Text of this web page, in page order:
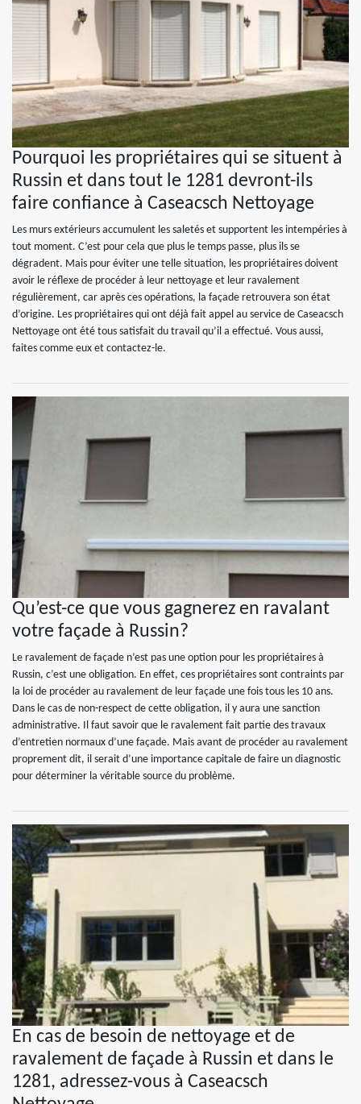
Pourquoi les propriétaires qui se situent à
Russin et dans tout le 1281 devront-ils
faire confiance à Caseacsch Nettoyage
Les murs extérieurs accumulent les saletés et supportent les intempéries à
tout moment. C’est pour cela que plus le temps passe, plus ils se
dégradent. Mais pour éviter une telle situation, les propriétaires doivent
avoir le réflexe de procéder à leur nettoyage et leur ravalement
régulièrement, car après ces opérations, la façade retrouvera son état
d’origine. Les propriétaires qui ont déjà fait appel au service de Caseacsch
Nettoyage ont été tous satisfait du travail qu’il a effectué. Vous aussi,
faites comme eux et contactez-le.
Qu’est-ce que vous gagnerez en ravalant
votre façade à Russin?
Le ravalement de façade n’est pas une option pour les propriétaires à
Russin, c’est une obligation. En effet, ces propriétaires sont contraints par
la loi de procéder au ravalement de leur façade une fois tous les 10 ans.
Dans le cas de non-respect de cette obligation, il y aura une sanction
administrative. Il faut savoir que le ravalement fait partie des travaux
d’entretien normaux d’une façade. Mais avant de procéder au ravalement
proprement dit, il serait d’une importance capitale de faire un diagnostic
pour déterminer la véritable source du problème.
En cas de besoin de nettoyage et de
ravalement de façade à Russin et dans le
1281, adressez-vous à Caseacsch